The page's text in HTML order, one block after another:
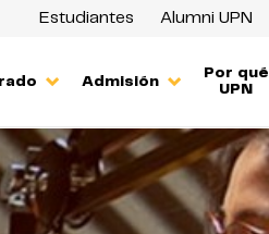
Estudiantes Alumni UPN
Admisión
Por qué
UPN